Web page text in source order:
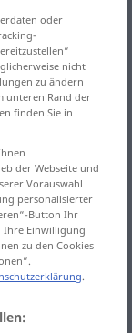
oder
nicht
zu ändern
unteren Rand der
finden Sie in
der Webseite und
Vorauswahl
personalisierter
Button Ihr
Ihre Einwilligung
zu den Cookies
.